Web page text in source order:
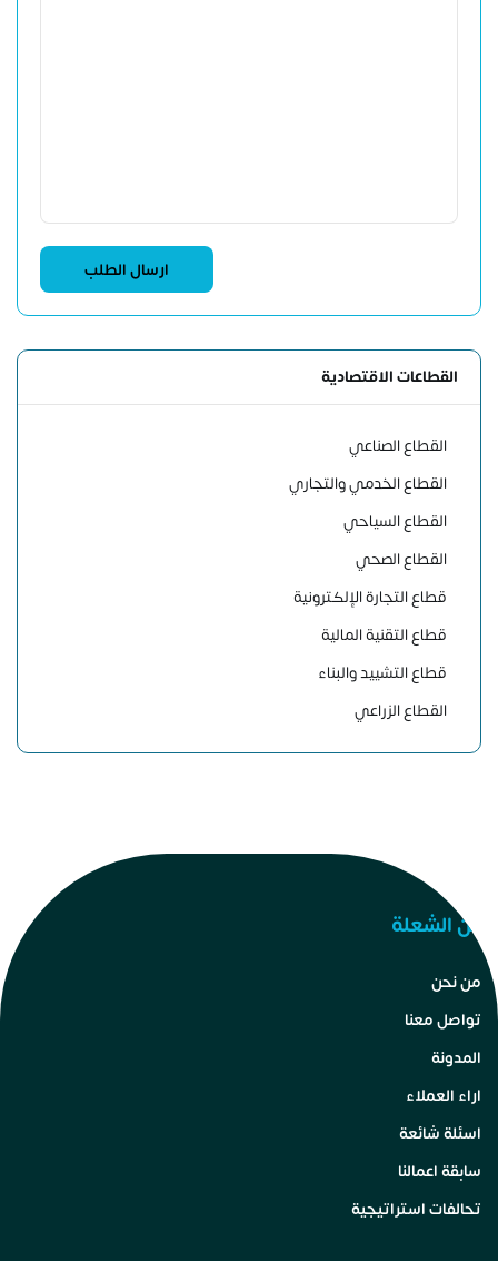
القطاعات الاقتصادية
القطاع الصناعي
القطاع الخدمي والتجاري
القطاع السياحي
القطاع الصحي
قطاع التجارة الإلكترونية
قطاع التقنية المالية
قطاع التشييد والبناء
القطاع الزراعي
عن الشعلة
من نحن
تواصل معنا
المدونة
اراء العملاء
اسئلة شائعة
سابقة اعمالنا
تحالفات استراتيجية